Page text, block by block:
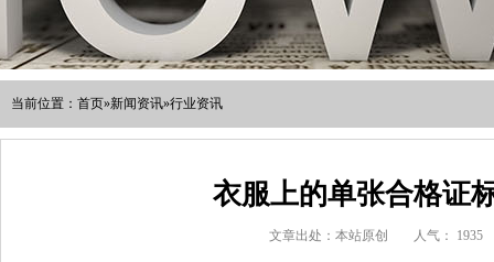
当前位置： 首页»新闻资讯»行业资讯
衣服上的单张合格证
文章出处：本站原创 人气： 1935